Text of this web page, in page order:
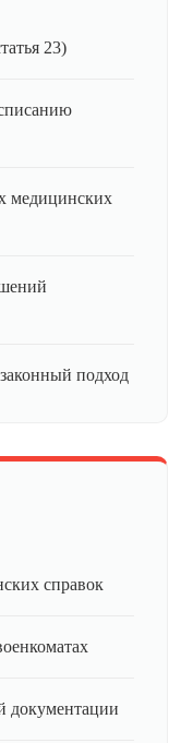
23)
медицинских
подход
справок
документации